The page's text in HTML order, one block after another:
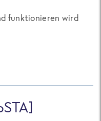
funktionieren wird